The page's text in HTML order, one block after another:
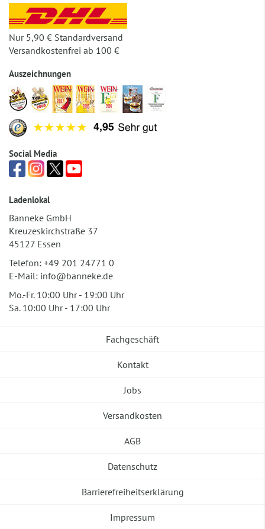
Nur 5,90 € Standardversand
Versandkostenfrei ab 100 €
Auszeichnungen
Social Media
Ladenlokal
Banneke GmbH
Kreuzeskirchstraße 37
45127 Essen
Telefon: +49 201 24771 0
E-Mail: info@banneke.de
Mo.-Fr. 10:00 Uhr - 19:00 Uhr
Sa. 10:00 Uhr - 17:00 Uhr
Fachgeschäft
Kontakt
Jobs
Versandkosten
AGB
Datenschutz
Barrierefreiheitserklärung
Impressum